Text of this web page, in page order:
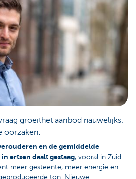
groeithet aanbod nauwelijks.
oorzaken:
en de gemiddelde
ertsen daalt gestaag, vooral in Zuid-
meer gesteente, meer energie en
ton. Nieuwe